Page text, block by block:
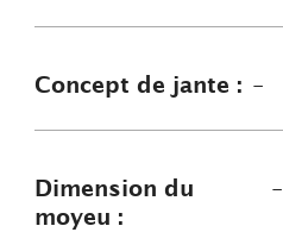
Concept de jante : -
Dimension du
moyeu :
-